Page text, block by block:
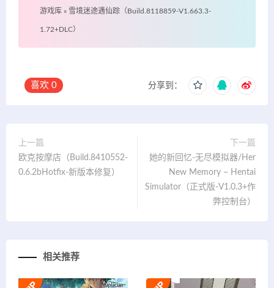
游戏库 » 雪境迷途遇仙踪（Build.8118859-V1.663.3-
1.72+DLC）
喜欢 0 分享到：
上一篇
欧克按摩店（Build.8410552-
0.6.2bHotfix-新版本修复）
下一篇
她的新回忆-无尽模拟器/Her
New Memory – Hentai
Simulator（正式版-V1.0.3+作
弊控制台）
相关推荐